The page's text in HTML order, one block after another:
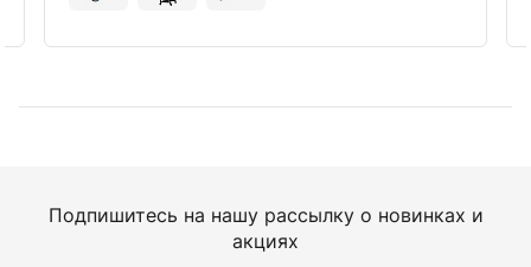
Подпишитесь на нашу рассылку о новинках и
акциях